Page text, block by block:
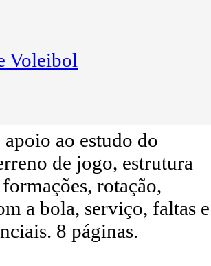
Voleibol
apoio ao estudo do
de jogo, estrutura
rotação,
a bola, serviço, faltas e
8 páginas.